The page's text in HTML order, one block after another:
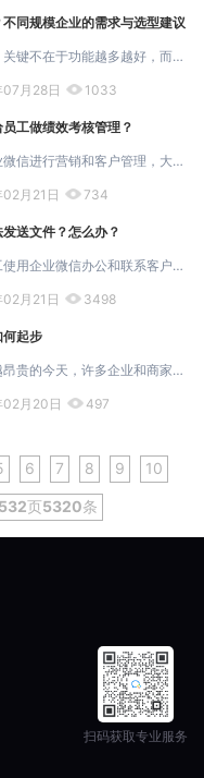
同规模企业的需求与选型建议
SCRM系统怎么选，关键不在于功能越多越好，而在于系统能否匹配企业当前规模、业务阶段和全域营销需求。 小型企业更关注快速上线与基础客户运营，中...
月28日 1033
工做绩效考核管理？
很多企业都使用企业微信进行营销和客户管理，大家都知道公司在用企业微信做客户管理的同时，也能对员工进行相应的管理。而在用企业微信管理员工时...
月21日 734
送文件？怎么办？
现在不少企业让员工使用企业微信办公和联系客户，用企业微信能让我们的工作交流沟通更便捷，而日常办公中我们时常会有发文件的需求，但有时候会遇...
月21日 3498
何起步
在互联网流量越来越昂贵的今天，许多企业和商家都意识到私域流量的重要性。拥有属于自己的私域流量池，就如同拥有一片自留地，能持续耕耘，反复触...
月20日 497
6 7 8 9 10
532页5320条
扫码获取专业服务